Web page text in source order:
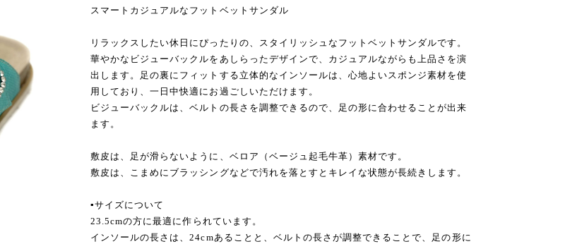
スマートカジュアルなフットベットサンダル
リラックスしたい休日にぴったりの、スタイリッシュなフットベットサンダルです。
華やかなビジューバックルをあしらったデザインで、カジュアルながらも上品さを演
出します。足の裏にフィットする立体的なインソールは、心地よいスポンジ素材を使
用しており、一日中快適にお過ごしいただけます。
ビジューバックルは、ベルトの長さを調整できるので、足の形に合わせることが出来
ます。
敷皮は、足が滑らないように、ベロア（ベージュ起毛牛革）素材です。
敷皮は、こまめにブラッシングなどで汚れを落とすとキレイな状態が長続きします。
▪️サイズについて
23.5cmの方に最適に作られています。
インソールの長さは、24cmあることと、ベルトの長さが調整できることで、足の形に